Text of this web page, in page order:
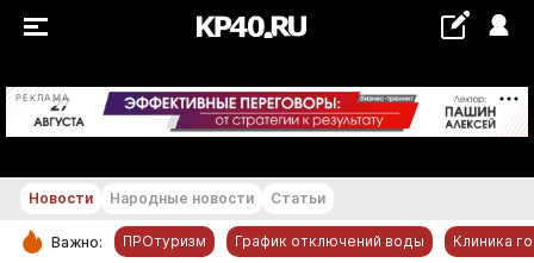
РЕКЛАМА +19...+20 °С
Новости Народные новости Статьи
Важно: ПРОтуризм График отключений воды Клиника